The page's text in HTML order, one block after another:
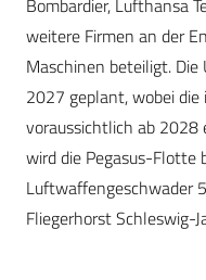
Bombardier, Lufthansa
weitere Firmen an der
Maschinen beteiligt.
2027 geplant, wobei
voraussichtlich ab
wird die Pegasus-Flotte
Luftwaffengeschwader
Fliegerhorst Schleswig-